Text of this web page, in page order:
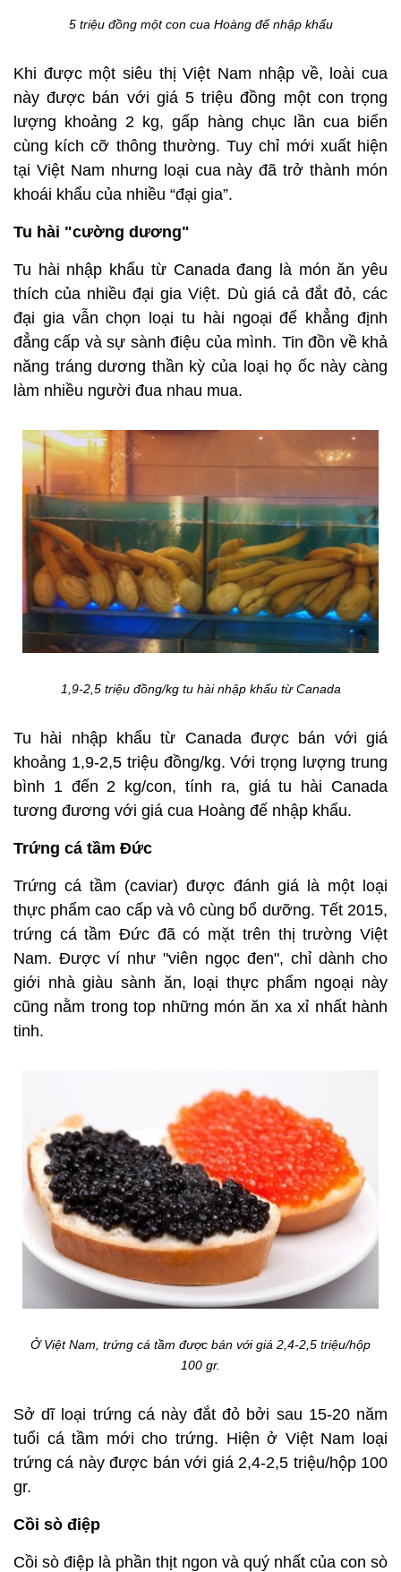
5 triệu đồng một con cua Hoàng đế nhập khẩu
Khi được một siêu thị Việt Nam nhập về, loài cua
này được bán với giá 5 triệu đồng một con trọng
lượng khoảng 2 kg, gấp hàng chục lần cua biển
cùng kích cỡ thông thường. Tuy chỉ mới xuất hiện
tại Việt Nam nhưng loại cua này đã trở thành món
khoái khẩu của nhiều “đại gia”.
Tu hài "cường dương"
Tu hài nhập khẩu từ Canada đang là món ăn yêu
thích của nhiều đại gia Việt. Dù giá cả đắt đỏ, các
đại gia vẫn chọn loại tu hài ngoại để khẳng định
đẳng cấp và sự sành điệu của mình. Tin đồn về khả
năng tráng dương thần kỳ của loại họ ốc này càng
làm nhiều người đua nhau mua.
1,9-2,5 triệu đồng/kg tu hài nhập khẩu từ Canada
Tu hài nhập khẩu từ Canada được bán với giá
khoảng 1,9-2,5 triệu đồng/kg. Với trọng lượng trung
bình 1 đến 2 kg/con, tính ra, giá tu hài Canada
tương đương với giá cua Hoàng đế nhập khẩu.
Trứng cá tầm Đức
Trứng cá tầm (caviar) được đánh giá là một loại
thực phẩm cao cấp và vô cùng bổ dưỡng. Tết 2015,
trứng cá tầm Đức đã có mặt trên thị trường Việt
Nam. Được ví như "viên ngọc đen", chỉ dành cho
giới nhà giàu sành ăn, loại thực phẩm ngoại này
cũng nằm trong top những món ăn xa xỉ nhất hành
tinh.
Ở Việt Nam, trứng cá tầm được bán với giá 2,4-2,5 triệu/hộp
100 gr.
Sở dĩ loại trứng cá này đắt đỏ bởi sau 15-20 năm
tuổi cá tầm mới cho trứng. Hiện ở Việt Nam loại
trứng cá này được bán với giá 2,4-2,5 triệu/hộp 100
gr.
Cồi sò điệp
Cồi sò điệp là phần thịt ngon và quý nhất của con sò